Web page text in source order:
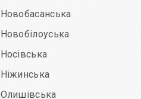
Новобасанська
Новобілоуська
Носівська
Ніжинська
Олишівська